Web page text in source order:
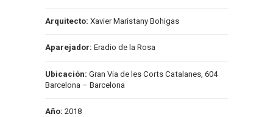
Arquitecto: Xavier Maristany Bohigas
Aparejador: Eradio de la Rosa
Ubicación: Gran Via de les Corts Catalanes, 604
Barcelona – Barcelona
Año: 2018